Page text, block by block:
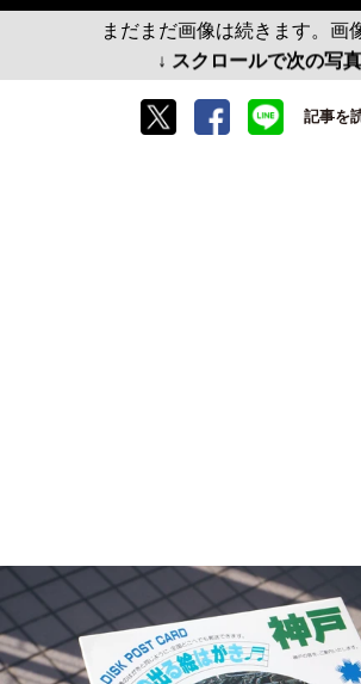
まだまだ画像は続きます。画
↓ スクロールで次の写
記事を